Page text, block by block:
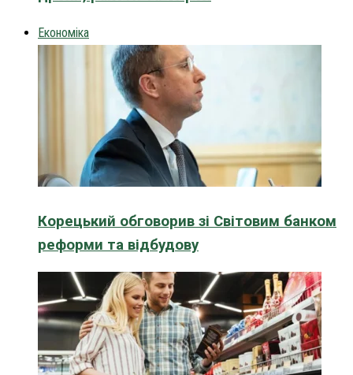
Економіка
Корецький обговорив зі Світовим банком
реформи та відбудову